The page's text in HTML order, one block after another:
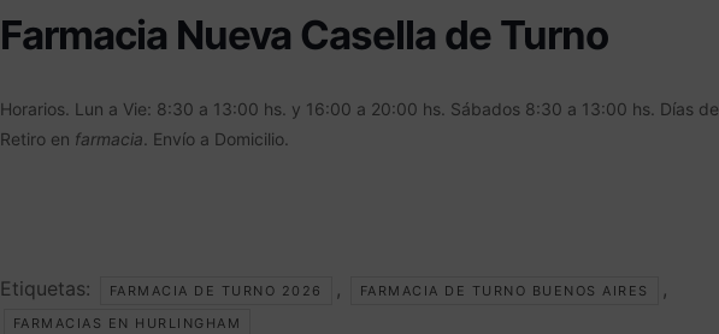
Farmacia Nueva Casella de Turno
Horarios. Lun a Vie: 8:30 a 13:00 hs. y 16:00 a 20:00 hs. Sábados 8:30 a 13:00 hs. Días de
Retiro en farmacia . Envío a Domicilio.
Etiquetas: FARMACIA DE TURNO 2026 , FARMACIA DE TURNO BUENOS AIRES ,
FARMACIAS EN HURLINGHAM